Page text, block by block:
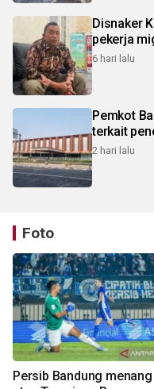
Disnaker
pekerja
6 hari lalu
Pemkot
terkait
2 hari lalu
Foto
Persib Bandung menang